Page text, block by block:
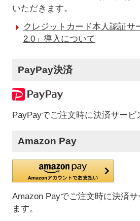
いただきます。
クレジットカード本人認証サ
2.0」導入について
PayPay決済
PayPayでご注文時に決済サービ
Amazon Pay
Amazon Payでご注文時に決済
ます。